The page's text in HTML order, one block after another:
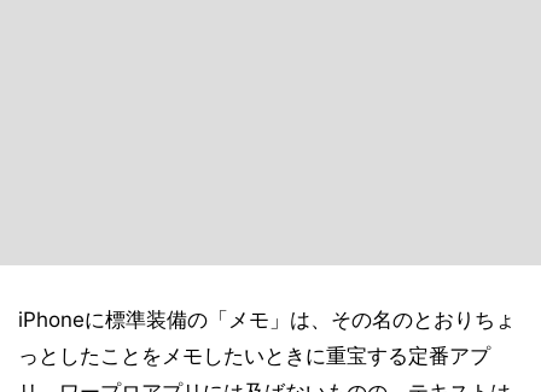
iPhoneに標準装備の「メモ」は、その名のとおりちょ
っとしたことをメモしたいときに重宝する定番アプ